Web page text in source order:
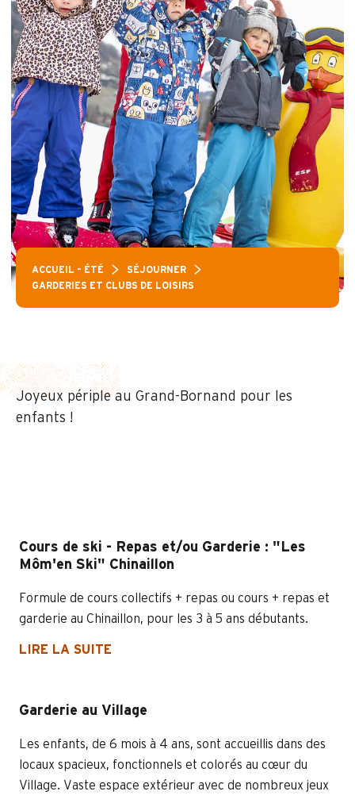
ACCUEIL – ÉTÉ
SÉJOURNER
GARDERIES ET CLUBS DE LOISIRS
Joyeux périple au Grand-Bornand pour les
enfants !
Cours de ski - Repas et/ou Garderie : "Les
Môm'en Ski" Chinaillon
Formule de cours collectifs + repas ou cours + repas et
garderie au Chinaillon, pour les 3 à 5 ans débutants.
LIRE LA SUITE
Garderie au Village
Les enfants, de 6 mois à 4 ans, sont accueillis dans des
locaux spacieux, fonctionnels et colorés au cœur du
Village. Vaste espace extérieur avec de nombreux jeux